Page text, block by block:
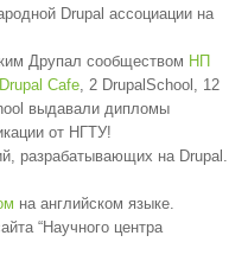
Drupal ассоциации на
Друпал сообществом НП
Cafe , 2 DrupalSchool, 12
выдавали дипломы
от НГТУ!
разрабатывающих на Drupal.
на английском языке.
“Научного центра